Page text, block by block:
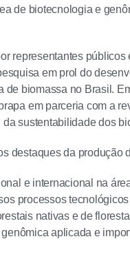
de biotecnologia e
representantes públicos
em prol do
biomassa no Brasil.
em parceria com a
sustentabilidade dos
destaques da produção
e internacional na
processos
nativas e de
aplicada e